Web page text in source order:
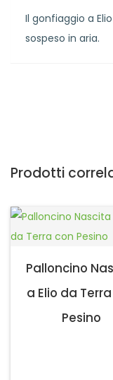
Il gonfiaggio a
sospeso in aria.
Prodotti
Palloncino
a Elio da
Pesino